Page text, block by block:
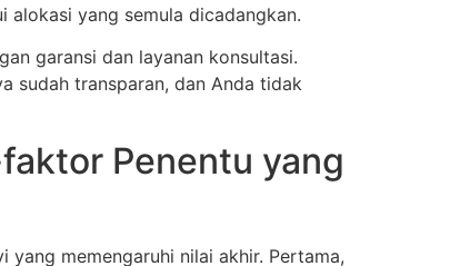
alokasi yang semula dicadangkan.
garansi dan layanan konsultasi.
sudah transparan, dan Anda tidak
Penentu yang
memengaruhi nilai akhir. Pertama,